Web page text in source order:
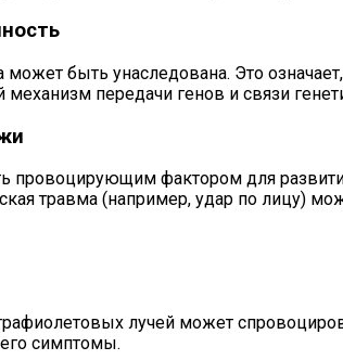
быть унаследована. Это
передачи генов и связи
провоцирующим фактором для
травма (например, удар по лицу)
лучей может
симптомы.